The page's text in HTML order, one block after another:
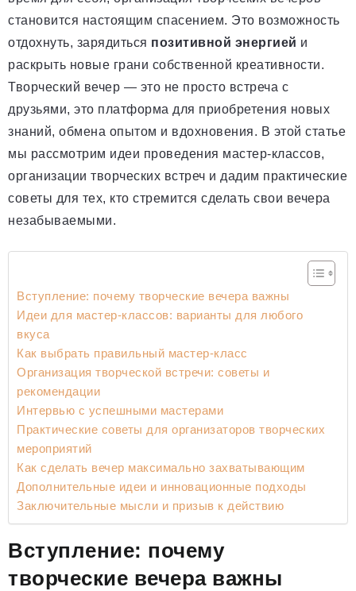
становится настоящим спасением. Это возможность
отдохнуть, зарядиться позитивной энергией и
раскрыть новые грани собственной креативности.
Творческий вечер — это не просто встреча с
друзьями, это платформа для приобретения новых
знаний, обмена опытом и вдохновения. В этой статье
мы рассмотрим идеи проведения мастер-классов,
организации творческих встреч и дадим практические
советы для тех, кто стремится сделать свои вечера
незабываемыми.
Вступление: почему творческие вечера важны
Идеи для мастер-классов: варианты для любого
вкуса
Как выбрать правильный мастер-класс
Организация творческой встречи: советы и
рекомендации
Интервью с успешными мастерами
Практические советы для организаторов творческих
мероприятий
Как сделать вечер максимально захватывающим
Дополнительные идеи и инновационные подходы
Заключительные мысли и призыв к действию
Вступление: почему
творческие вечера важны